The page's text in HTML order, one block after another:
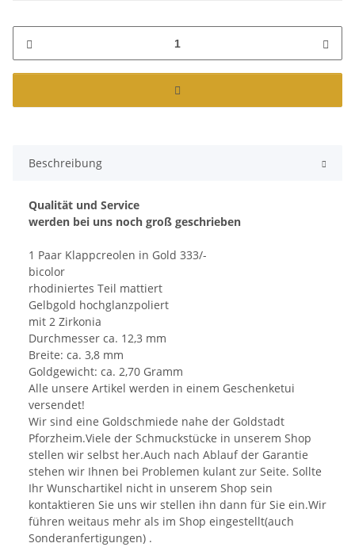
Beschreibung
Qualität und Service
werden bei uns noch groß geschrieben
1 Paar Klappcreolen in Gold 333/-
bicolor
rhodiniertes Teil mattiert
Gelbgold hochglanzpoliert
mit 2 Zirkonia
Durchmesser ca. 12,3 mm
Breite: ca. 3,8 mm
Goldgewicht: ca. 2,70 Gramm
Alle unsere Artikel werden in einem Geschenketui
versendet!
Wir sind eine Goldschmiede nahe der Goldstadt
Pforzheim.Viele der Schmuckstücke in unserem Shop
stellen wir selbst her.Auch nach Ablauf der Garantie
stehen wir Ihnen bei Problemen kulant zur Seite. Sollte
Ihr Wunschartikel nicht in unserem Shop sein
kontaktieren Sie uns wir stellen ihn dann für Sie ein.Wir
führen weitaus mehr als im Shop eingestellt(auch
Sonderanfertigungen) .